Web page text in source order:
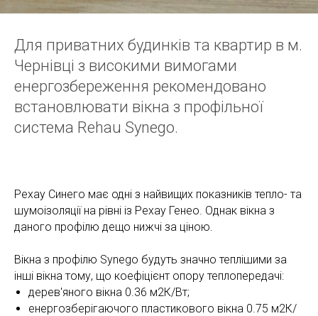
Для приватних будинків та квартир в м.
Чернівці з високими вимогами
енергозбереження рекомендовано
встановлювати вікна з профільної
система Rehau Synego.
Рехау Синего має одні з найвищих показників тепло- та
шумоізоляції на рівні із Рехау Генео. Однак вікна з
даного профілю дещо нижчі за ціною.
Вікна з профілю Synego будуть значно теплішими за
інші вікна тому, що коефіцієнт опору теплопередачі:
дерев'яного вікна 0.36 м2К/Вт;
енергозберігаючого пластикового вікна 0.75 м2К/